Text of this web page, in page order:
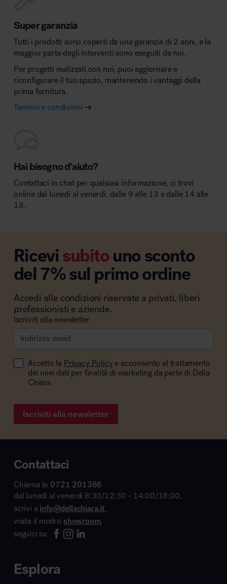
Super garanzia
Tutti i prodotti sono coperti da una garanzia di 2 anni, e la
maggior parte degli interventi sono eseguiti da noi.
Per progetti realizzati con noi, puoi aggiornare e
riconfigurare il tuo spazio, mantenendo i vantaggi della
prima fornitura.
Termini e condizioni
Hai bisogno d’aiuto?
Contattaci in chat per qualsiasi informazione, ci trovi
online dal lunedì al venerdì, dalle 9 alle 13 e dalle 14 alle
18.
Ricevisubitouno sconto
del 7% sul primo ordine
Accedi alle condizioni riservate a privati, liberi
professionisti e aziende.
Iscriviti alla newsletter
Accetto la Privacy Policy e acconsento al trattamento
dei miei dati per finalità di marketing da parte di Della
Chiara.
Iscriviti alla newsletter
Contattaci
Chiama lo 0721 201366
dal lunedì al venerdì 8:30/12:30 - 14:00/18:00,
scrivi a info@dellachiara.it,
visita il nostro showroom,
seguici su
Esplora